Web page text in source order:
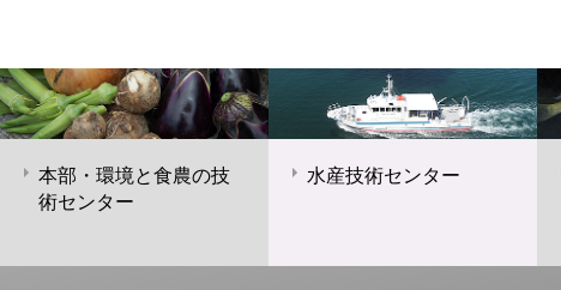
本部・環境と食農の技
術センター
水産技術センター